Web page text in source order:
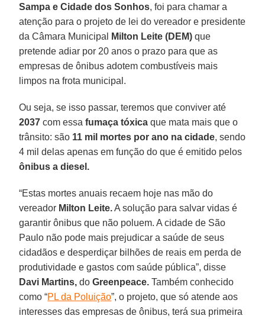
Sampa e Cidade dos Sonhos, foi para chamar a
atenção para o projeto de lei do vereador e presidente
da Câmara Municipal
Milton Leite (DEM) que
pretende adiar por 20 anos o prazo para que as
empresas de ônibus adotem combustíveis mais
limpos na frota municipal.
Ou seja, se isso passar, teremos que conviver até
2037 com essafumaça tóxica que mata mais que o
trânsito: são 11 mil mortes por ano na cidade, sendo
4 mil delas apenas em função do que é emitido pelos
ônibus a diesel.
“Estas mortes anuais recaem hoje nas mão do
vereador Milton Leite.A solução para salvar vidas é
garantir ônibus que não poluem. A cidade de São
Paulo não pode mais prejudicar a saúde de seus
cidadãos e desperdiçar bilhões de reais em perda de
produtividade e gastos com saúde pública”, disse
Davi Martins, doGreenpeace. Também conhecido
como “PL da Poluição”, o projeto, que só atende aos
interesses das empresas de ônibus, terá sua primeira